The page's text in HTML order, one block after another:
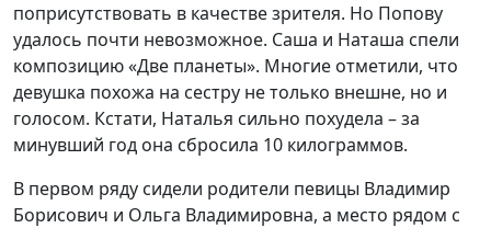
поприсутствовать в качестве зрителя. Но Попову
удалось почти невозможное. Саша и Наташа спели
композицию «Две планеты». Многие отметили, что
девушка похожа на сестру не только внешне, но и
голосом. Кстати, Наталья сильно похудела – за
минувший год она сбросила 10 килограммов.
В первом ряду сидели родители певицы Владимир
Борисович и Ольга Владимировна, а место рядом с